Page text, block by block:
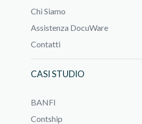
Chi Siamo
Assistenza DocuWare
Contatti
CASI STUDIO
BANFI
Contship